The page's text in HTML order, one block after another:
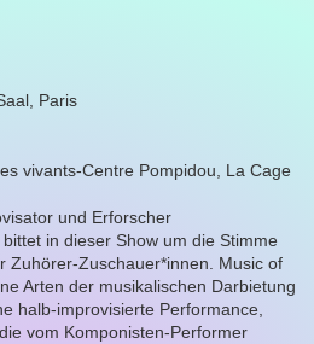
Paris
vivants-Centre Pompidou, La Cage
und Erforscher
in dieser Show um die Stimme
Zuhörer-Zuschauer*innen. Music of
Arten der musikalischen Darbietung
halb-improvisierte Performance,
vom Komponisten-Performer